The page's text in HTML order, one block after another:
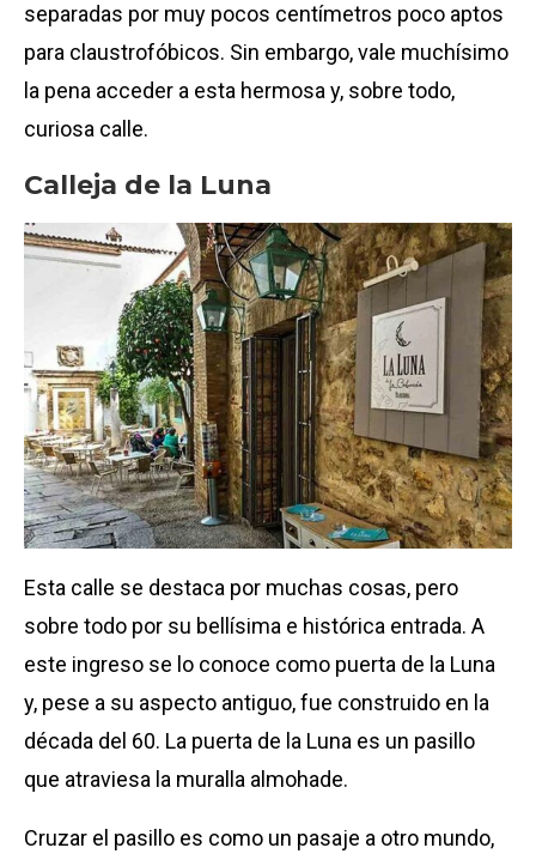
separadas por muy pocos centímetros poco aptos
para claustrofóbicos. Sin embargo, vale muchísimo
la pena acceder a esta hermosa y, sobre todo,
curiosa calle.
Calleja de la Luna
Esta calle se destaca por muchas cosas, pero
sobre todo por su bellísima e histórica entrada. A
este ingreso se lo conoce como puerta de la Luna
y, pese a su aspecto antiguo, fue construido en la
década del 60. La puerta de la Luna es un pasillo
que atraviesa la muralla almohade.
Cruzar el pasillo es como un pasaje a otro mundo,